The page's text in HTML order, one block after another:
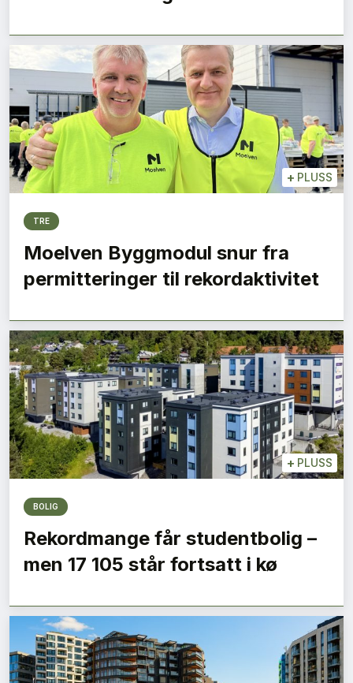
+ PLUSS
TRE
Moelven Byggmodul snur fra
permitteringer til rekordaktivitet
+ PLUSS
BOLIG
Rekordmange får studentbolig –
men 17 105 står fortsatt i kø